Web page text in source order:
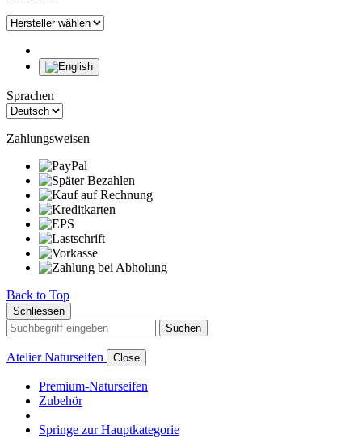
Sprachen
Zahlungsweisen
Back to Top
Schliessen
Suchen
Atelier Naturseifen Close
Premium-Naturseifen
Zubehör
Springe zur Hauptkategorie